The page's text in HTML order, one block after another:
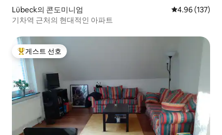
Lübeck의 콘도미니엄 평점 4.96점(5
4.96 (137)
기차역 근처의 현대적인 아파트
상위 게스트 선호
게스트 선호